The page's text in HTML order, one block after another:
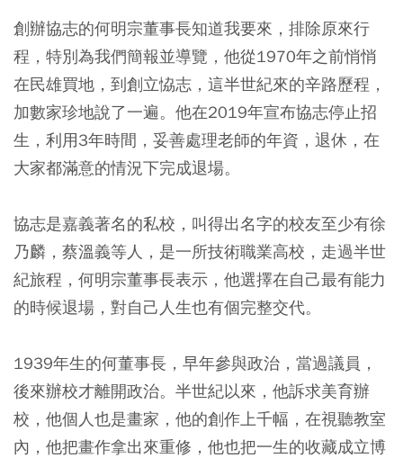
創辦協志的何明宗董事長知道我要來，排除原來行
程，特別為我們簡報並導覽，他從1970年之前悄悄
在民雄買地，到創立恊志，這半世紀來的辛路歷程，
加數家珍地說了一遍。他在2019年宣布協志停止招
生，利用3年時間，妥善處理老師的年資，退休，在
大家都滿意的情況下完成退場。
協志是嘉義著名的私校，叫得出名字的校友至少有徐
乃麟，蔡溫義等人，是一所技術職業高校，走過半世
紀旅程，何明宗董事長表示，他選擇在自己最有能力
的時候退場，對自己人生也有個完整交代。
1939年生的何董事長，早年參與政治，當過議員，
後來辦校才離開政治。半世紀以來，他訴求美育辦
校，他個人也是畫家，他的創作上千幅，在視聽教室
內，他把畫作拿出來重修，他也把一生的收藏成立博